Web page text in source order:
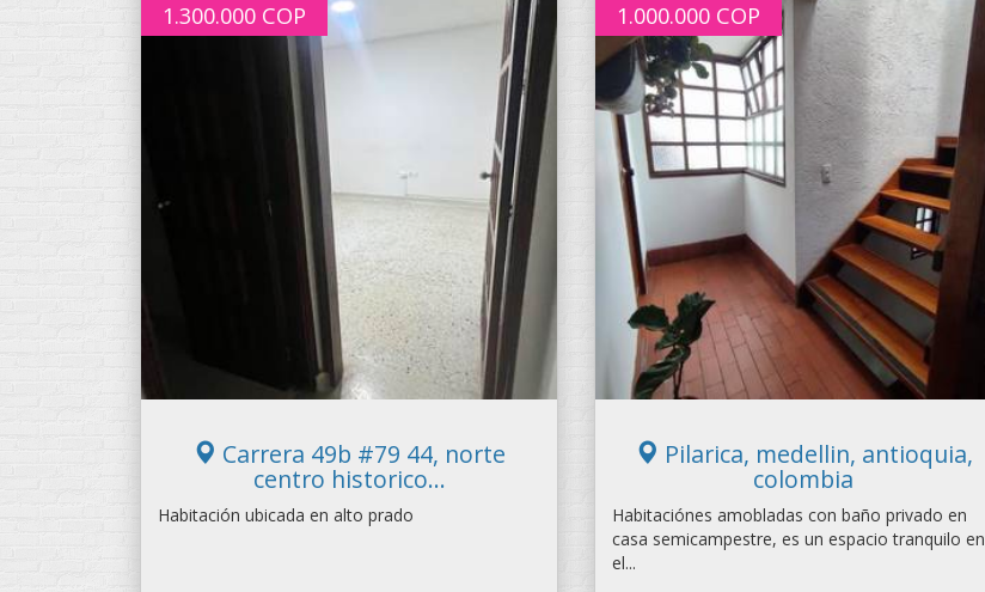
1.300.000 COP
Carrera 49b #79 44, norte
centro historico...
Habitación ubicada en alto prado
1.000.000 COP
Pilarica, medellin, antioquia,
colombia
Habitaciónes amobladas con baño privado en
casa semicampestre, es un espacio tranquilo en
el...